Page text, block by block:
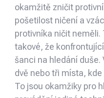
okamžitě zničit
pošetilost ničení a
protivníka ničit neměli.
takové, že
šanci na hledání
dvě nebo tři místa,
To jsou okamžiky pro